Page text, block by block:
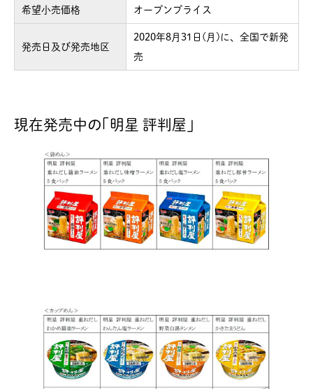
希望小売価格 オープンプライス
発売日及び発売地区
2020年8月31日(月)に、全国で新発
売
現在発売中の｢明星 評判屋｣